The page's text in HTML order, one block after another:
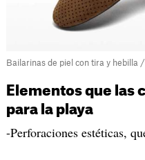
Bailarinas de piel con tira y hebilla
Elementos que las
para la playa
-Perforaciones estéticas,